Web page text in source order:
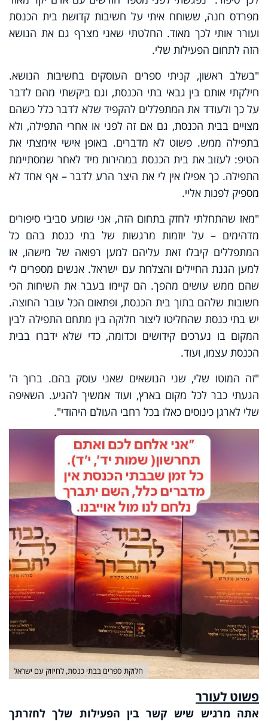
מפרדס חנה, ששוחח איתי על חשיבות קדושת בית הכנסת
ועורר אותי לכך מאוד. החלטתי שאני מצרף גם את הנושא
הזה לתחום הפעילות שלי.
"בשלב ראשון, קניתי ספרים העוסקים בחשיבות הנושא.
חילקתי אותם בין גבאי בתי הכנסת, וגם ביקשתי מהם לדבר
על כך ולעודד את המתפללים להקפיד שלא לדבר כלל כשהם
מצויים בבית הכנסת, גם אם זה לפני או אחרי התפילה, ולא
בתפילה ממש. פשוט לא מדברים. באופן אישי אימצתי את
הטיפ: לעזוב את בית הכנסת במהירות מיד לאחר שמסתיימת
התפילה. כך אפילו אין לי את היצר הרע לדבר – אף אחד לא
מספיק לפנות אליי.
"מאז שהתחלתי לחזק בתחום הזה, אני שומע סביבי סיפורים
מדהימים – על יוזמות מרגשות של בתי כנסת בהם כל
המתפללים קיבלו זאת עליהם למען רפואה של מישהו, או
למען הגנת החיילים והצלחת עם ישראל. אנשים מספרים לי
שהם ממש עושים מהפך. הם קיימו בעבר את השיחות הכי
חשובות שלהם בתוך בית הכנסת, ופתאום הכל עובר החוצה.
יש בתי כנסת שהחליטו ליצור חלוקה בין מתחם התפילה לבין
המקום בו נערכים קידושים וכדומה, כדי שלא ידברו בבית
הכנסת עצמו, ועוד.
"זה המוטו שלי, שני הנושאים שאני עוסק בהם. ברוך ה'
הגעתי כבר לכל מקום בארץ, ועוד אמשיך להגיע. השאיפה
שלי לארגן כינוסים כאלו בכל רחבי העולם היהודי".
חלוקת ספרים בבתי כנסת, לחיזוק עם ישראל
פשוט לעורר
אתה מרגיש שיש קשר בין הפעילות שלך לחזרתך